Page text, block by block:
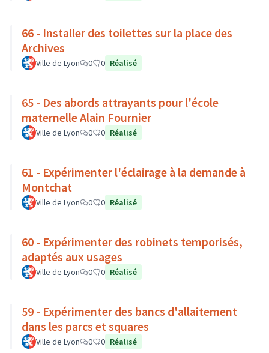
66 - Installer des toilettes sur la place des
Archives
Ville de Lyon 0 0 Réalisé
65 - Des abords attrayants pour l'école
maternelle Alain Fournier
Ville de Lyon 0 0 Réalisé
61 - Expérimenter l'éclairage à la demande à
Montchat
Ville de Lyon 0 0 Réalisé
60 - Expérimenter des robinets temporisés,
adaptés aux usages
Ville de Lyon 0 0 Réalisé
59 - Expérimenter des bancs d'allaitement
dans les parcs et squares
Ville de Lyon 0 0 Réalisé